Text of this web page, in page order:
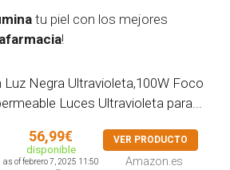
tu piel con los mejores
!
Luz Negra Ultravioleta,100W Foco
Luces Ultravioleta para...
56,99€
disponible
as of febrero 7, 2025 11:50
VER PRODUCTO
Amazon.es